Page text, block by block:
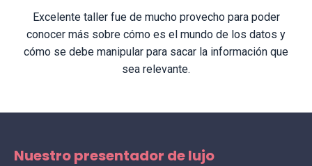
Excelente taller fue de mucho provecho para poder
conocer más sobre cómo es el mundo de los datos y
cómo se debe manipular para sacar la información que
sea relevante.
Nuestro presentador de lujo